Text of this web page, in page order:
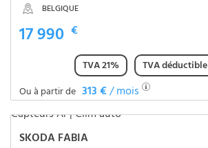
BELGIQUE
17 990 €
TVA 21%
TVA déductible
Ou à partir de 313 €/ mois
SKODA FABIA